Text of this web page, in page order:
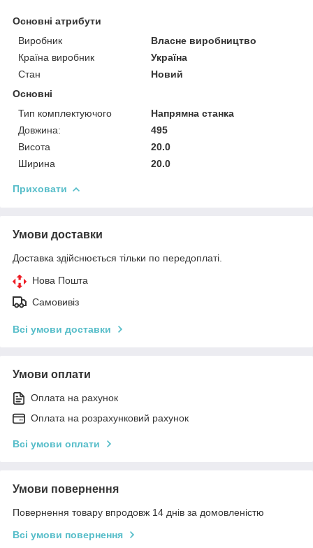
Основні атрибути
Виробник
Власне виробництво
Країна виробник
Україна
Стан
Новий
Основні
Тип комплектуючого
Напрямна станка
Довжина:
495
Висота
20.0
Ширина
20.0
Приховати
Умови доставки
Доставка здійснюється тільки по передоплаті.
Нова Пошта
Самовивіз
Всі умови доставки
Умови оплати
Оплата на рахунок
Оплата на розрахунковий рахунок
Всі умови оплати
Умови повернення
Повернення товару впродовж 14 днів за домовленістю
Всі умови повернення